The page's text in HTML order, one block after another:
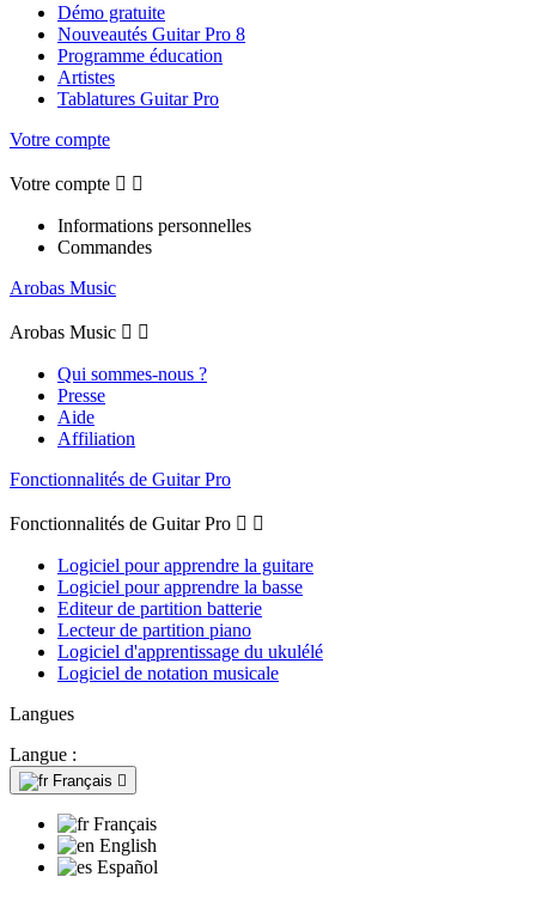
Démo gratuite
Nouveautés Guitar Pro 8
Programme éducation
Artistes
Tablatures Guitar Pro
Votre compte
Votre compte  
Informations personnelles
Commandes
Arobas Music
Arobas Music  
Qui sommes-nous ?
Presse
Aide
Affiliation
Fonctionnalités de Guitar Pro
Fonctionnalités de Guitar Pro  
Logiciel pour apprendre la guitare
Logiciel pour apprendre la basse
Editeur de partition batterie
Lecteur de partition piano
Logiciel d'apprentissage du ukulélé
Logiciel de notation musicale
Langues
Langue :
Français 
Français
English
Español